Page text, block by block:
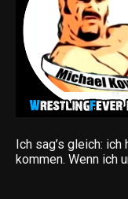
Ich sag’s gleich:
kommen. Wenn ich